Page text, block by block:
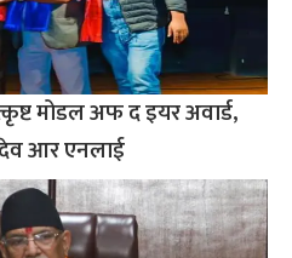
मोडल अफ द इयर अवार्ड,
आर एनलाई